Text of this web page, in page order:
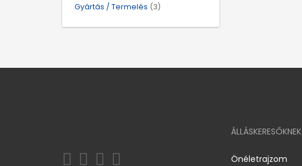
Gyártás / Termelés (3)
ÁLLÁSKERESŐKNEK
Önéletrajzom